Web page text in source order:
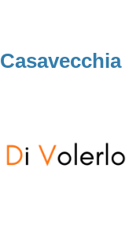
Casavecchia